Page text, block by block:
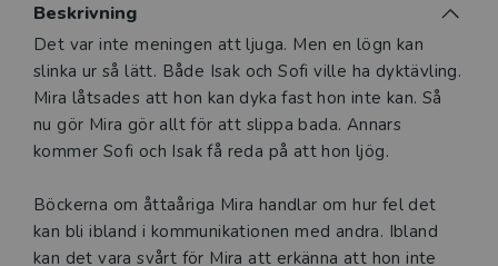
Beskrivning
Beskrivning
Det var inte meningen att ljuga. Men en lögn kan
slinka ur så lätt. Både Isak och Sofi ville ha dyktävling.
Mira låtsades att hon kan dyka fast hon inte kan. Så
nu gör Mira gör allt för att slippa bada. Annars
kommer Sofi och Isak få reda på att hon ljög.
Böckerna om åttaåriga Mira handlar om hur fel det
kan bli ibland i kommunikationen med andra. Ibland
kan det vara svårt för Mira att erkänna att hon inte